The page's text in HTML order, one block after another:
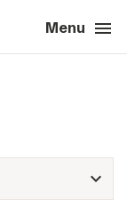
Menu menu
Close close
expand_more
expand_more